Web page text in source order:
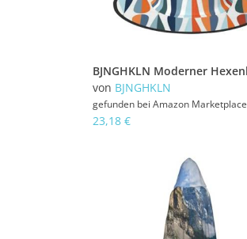
von BJNGHKLN
gefunden bei Amazon Marketplace
23,18 €